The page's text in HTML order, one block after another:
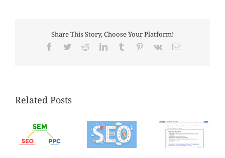
Share This Story, Choose Your Platform!
Facebook
TwitterRedditLinkedInTumblr Pinterest
Vk Email
Related Posts